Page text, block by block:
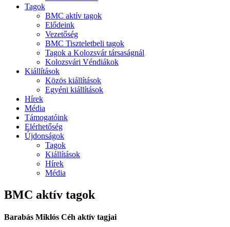
Tagok
BMC aktív tagok
Elődeink
Vezetőség
BMC Tiszteletbeli tagok
Tagok a Kolozsvár társaságnál
Kolozsvári Véndiákok
Kiállítások
Közös kiállítások
Egyéni kiállítások
Hírek
Média
Támogatóink
Elérhetőség
Újdonságok
Tagok
Kiállítások
Hírek
Média
BMC aktív tagok
Barabás Miklós Céh aktív tagjai